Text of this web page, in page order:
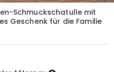
Schmuckschatulle mit
Geschenk für die Familie